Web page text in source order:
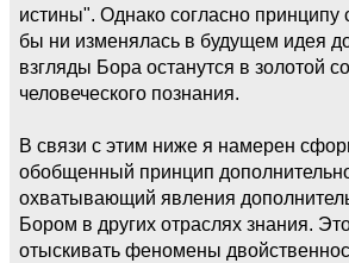
истины". Однако согласно принципу
бы ни изменялась в будущем идея
взгляды Бора останутся в золотой
человеческого познания.
В связи с этим ниже я намерен
обобщенный принцип
охватывающий явления
Бором в других отраслях знания.
отыскивать феномены